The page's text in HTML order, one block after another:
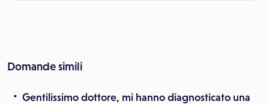
Domande simili
Gentilissimo dottore, mi hanno diagnosticato una